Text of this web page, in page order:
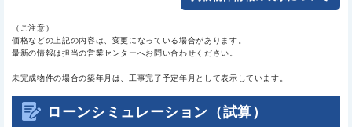
（ご注意）
価格などの上記の内容は、変更になっている場合があります。
最新の情報は担当の営業センターへお問い合わせください。
未完成物件の場合の築年月は、工事完了予定年月として表示しています。
ローンシミュレーション（試算）